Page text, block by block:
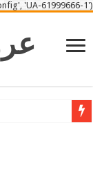
'UA-61999666-1');